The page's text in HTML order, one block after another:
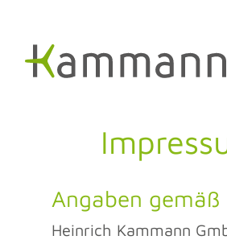
Angaben gemäß
Heinrich Kammann